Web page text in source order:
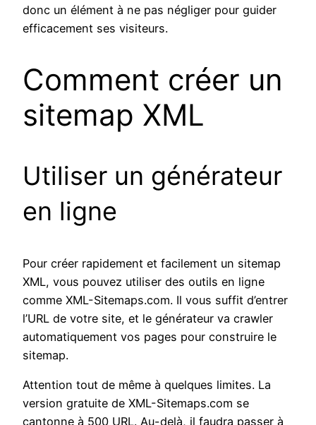
donc un élément à ne pas négliger pour guider
efficacement ses visiteurs.
Comment créer un
sitemap XML
Utiliser un générateur
en ligne
Pour créer rapidement et facilement un sitemap
XML, vous pouvez utiliser des outils en ligne
comme XML-Sitemaps.com. Il vous suffit d’entrer
l’URL de votre site, et le générateur va crawler
automatiquement vos pages pour construire le
sitemap.
Attention tout de même à quelques limites. La
version gratuite de XML-Sitemaps.com se
cantonne à 500 URL. Au-delà, il faudra passer à